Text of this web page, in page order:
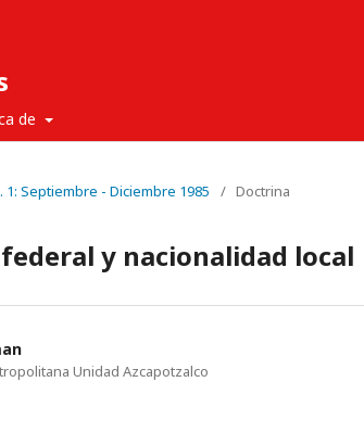
de
1: Septiembre - Diciembre 1985 / Doctrina
y nacionalidad local
Unidad Azcapotzalco